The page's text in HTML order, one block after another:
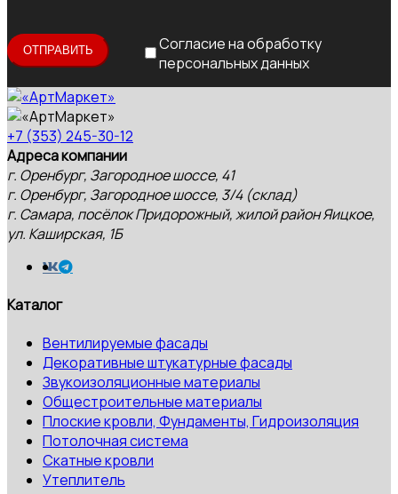
Согласие на обработку
персональных данных
+7 (353) 245-30-12
Адреса компании
г. Оренбург, Загородное шоссе, 41
г. Оренбург, Загородное шоссе, 3/4 (склад)
г. Самара, посёлок Придорожный, жилой район Яицкое,
ул. Каширская, 1Б
Каталог
Вентилируемые фасады
Декоративные штукатурные фасады
Звукоизоляционные материалы
Общестроительные материалы
Плоские кровли, Фундаменты, Гидроизоляция
Потолочная система
Скатные кровли
Утеплитель